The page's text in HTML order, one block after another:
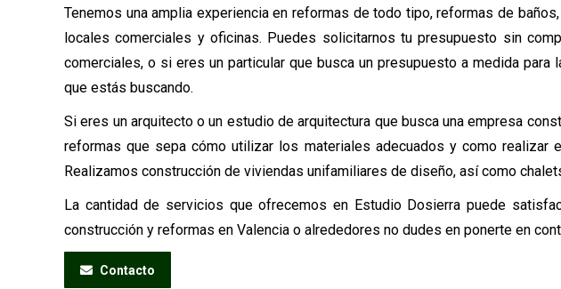
Tenemos una amplia experiencia en reformas de todo tipo, reformas de
locales comerciales y oficinas. Puedes solicitarnos tu presupuesto sin
comerciales, o si eres un particular que busca un presupuesto a medida
que estás buscando.
Si eres un arquitecto o un estudio de arquitectura que busca una empresa
reformas que sepa cómo utilizar los materiales adecuados y como realizar
Realizamos construcción de viviendas unifamiliares de diseño, así como
La cantidad de servicios que ofrecemos en Estudio Dosierra puede
construcción y reformas en Valencia o alrededores no dudes en ponerte en
Contacto